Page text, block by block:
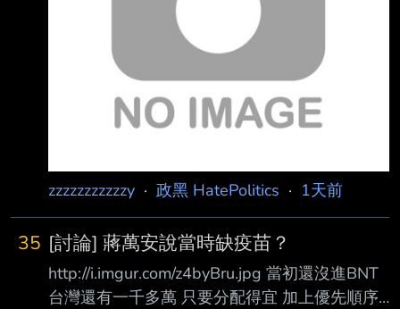
年 政府簽約預購AZ疫苗1000萬劑，全球疫苗仍
未上市。 政府提供研發補助給高端、聯亞等本
土生技公司進行第一、二期臨床試驗。 需求狀
況：2020 年台灣疫情控制良好，疫苗需求尚未
急迫。 2021年 2月 政府簽約
zzzzzzzzzzzy · 政黑 HatePolitics · 1天前
35 [討論] 蔣萬安說當時缺疫苗？
http://i.imgur.com/z4byBru.jpg 當初還沒進BNT
台灣還有一千多萬 只要分配得宜 加上優先順序